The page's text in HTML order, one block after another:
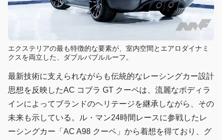
エクステリアの最も特徴的な要素が、室内空間とエアロダイナミ
クスを両立した、ダブルバブルルーフ。
最新技術に支えられながらも伝統的なレーシングカー設計
思想を反映したAC コブラ GT クーペは、流麗なボディラ
インによってブランドのヘリテージを継承しながら、その
未来も示している。ル・マン24時間レースに参戦したレ
ーシングカー「AC A98 クーペ」から着想を得ており、グ